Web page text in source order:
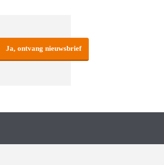
Ja, ontvang nieuwsbrief